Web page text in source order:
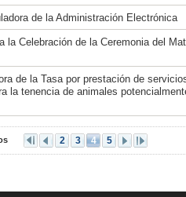
de la Administración Electrónica
la Celebración de la Ceremonia del
de la Tasa por prestación de
la tenencia de animales
2 3 4 5